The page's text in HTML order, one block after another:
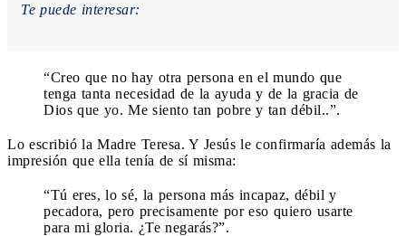
Te puede interesar:
“Creo que no hay otra persona en el mundo que
tenga tanta necesidad de la ayuda y de la gracia de
Dios que yo. Me siento tan pobre y tan débil..”.
Lo escribió la Madre Teresa. Y Jesús le confirmaría además la
impresión que ella tenía de sí misma:
“Tú eres, lo sé, la persona más incapaz, débil y
pecadora, pero precisamente por eso quiero usarte
para mi gloria. ¿Te negarás?”.